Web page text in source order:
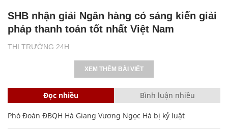
THỊ TRƯỜNG 24H
SHB nhận giải Ngân hàng có sáng kiến giải
pháp thanh toán tốt nhất Việt Nam
XEM THÊM BÀI VIẾT
Đọc nhiều Bình luận nhiều
Phó Đoàn ĐBQH Hà Giang Vương Ngọc Hà bị kỷ luật